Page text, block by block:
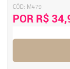
CÓD: M479
POR R$